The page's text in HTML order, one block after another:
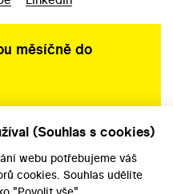
měsíčně do
(Souhlas s cookies)
webu potřebujeme váš
cookies. Souhlas udělíte